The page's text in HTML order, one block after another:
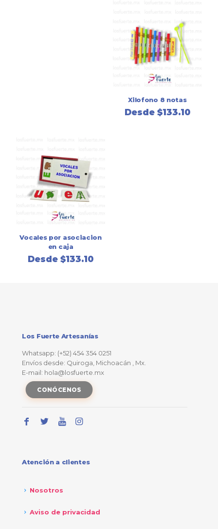
Xilofono 8 notas
Desde $133.10
Vocales por asociacion
en caja
Desde$133.10
Los Fuerte Artesanías
Whatsapp: (+52) 454 354 0251
Envíos desde: Quiroga, Michoacán , Mx.
E-mail: hola@losfuerte.mx
CONÓCENOS
Atención a clientes
Nosotros
Aviso de privacidad